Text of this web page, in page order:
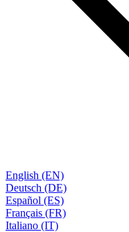
English (EN)
Deutsch (DE)
Español (ES)
Français (FR)
Italiano (IT)